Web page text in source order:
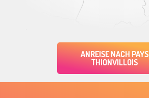
ANREISE NACH PAYS
THIONVILLOIS